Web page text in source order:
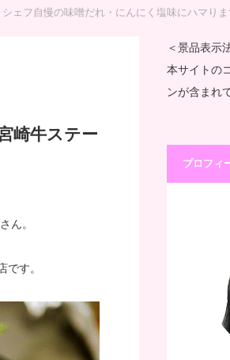
ェフ自慢の味噌だれ・にんにく塩味にハマりま
崎牛ステー
ん。
す。
＜景品表示
本サイトの
ンが含まれ
プロフィ